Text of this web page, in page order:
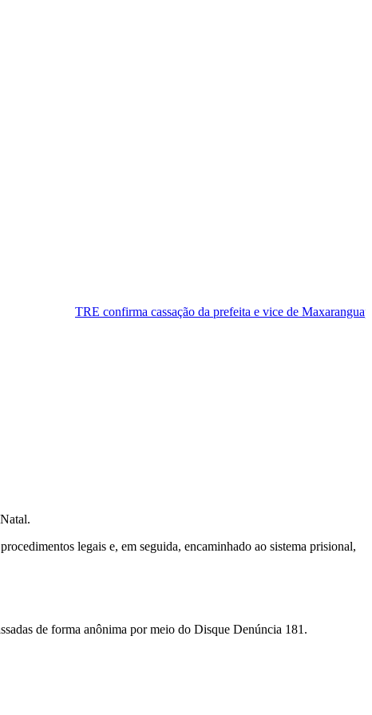
confirma cassação da prefeita e vice de Maxaranguape, e município
legais e, em seguida, encaminhado ao sistema prisional,
de forma anônima por meio do Disque Denúncia 181.